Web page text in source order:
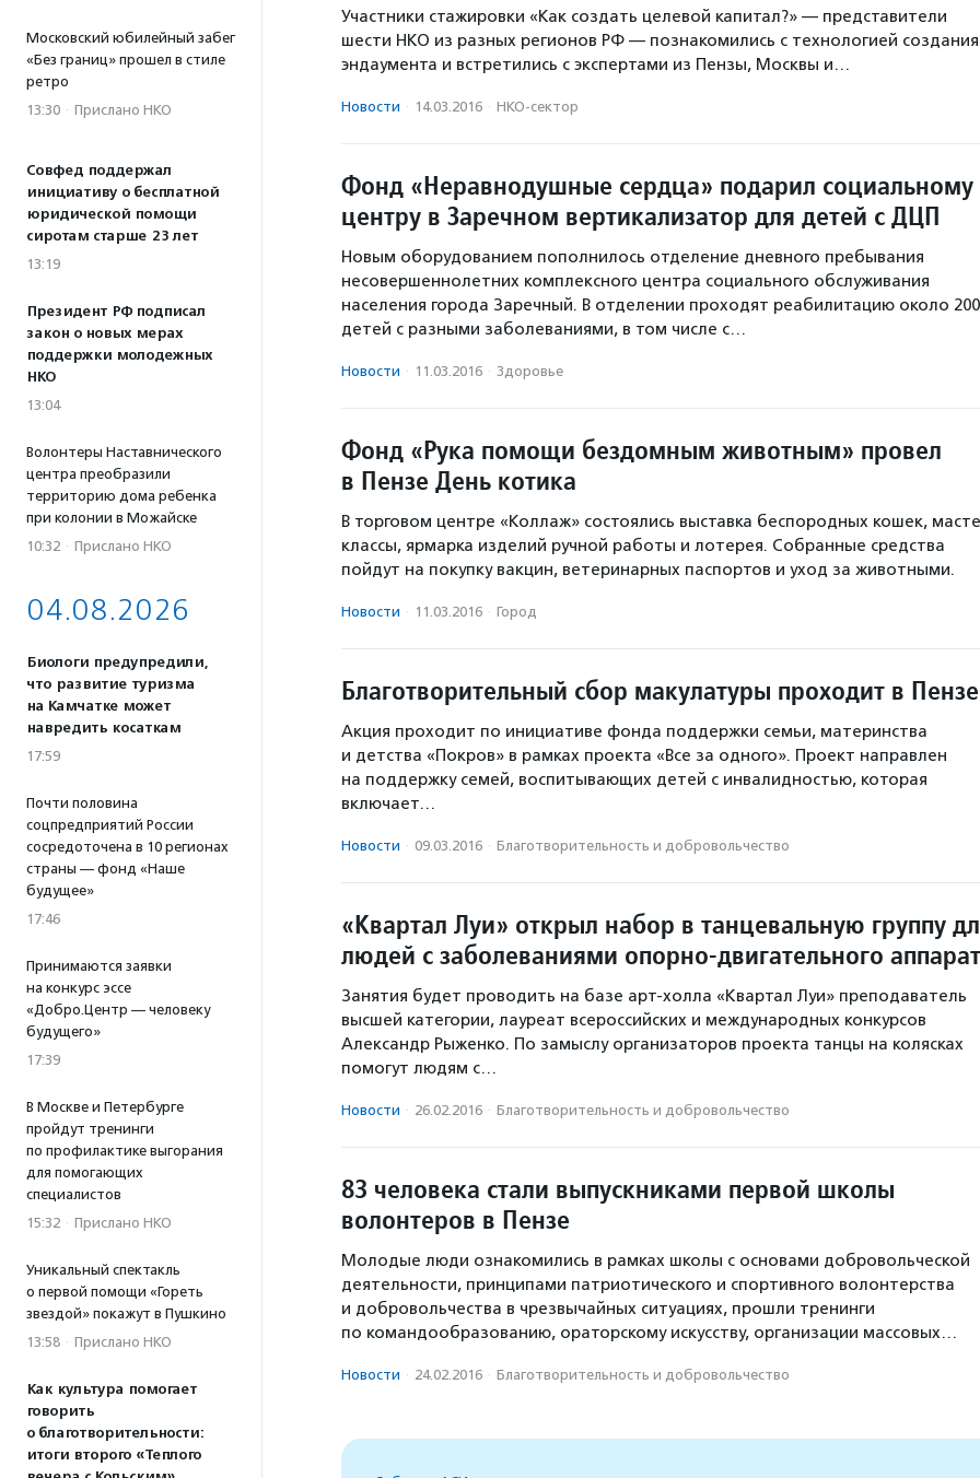
Московский юбилейный забег
«Без границ» прошел в стиле
ретро
13:30 · Прислано НКО
Совфед поддержал
инициативу о бесплатной
юридической помощи
сиротам старше 23 лет
13:19
Президент РФ подписал
закон о новых мерах
поддержки молодежных
НКО
13:04
Волонтеры Наставнического
центра преобразили
территорию дома ребенка
при колонии в Можайске
10:32 · Прислано НКО
04.08.2026
Биологи предупредили,
что развитие туризма
на Камчатке может
навредить косаткам
17:59
Почти половина
соцпредприятий России
сосредоточена в 10 регионах
страны — фонд «Наше
будущее»
17:46
Принимаются заявки
на конкурс эссе
«Добро.Центр — человеку
будущего»
17:39
В Москве и Петербурге
пройдут тренинги
по профилактике выгорания
для помогающих
специалистов
15:32 · Прислано НКО
Уникальный спектакль
о первой помощи «Гореть
звездой» покажут в Пушкино
13:58 · Прислано НКО
Как культура помогает
говорить
о благотворительности:
итоги второго «Теплого
Участники стажировки «Как создать целевой капитал?» — представители
шести НКО из разных регионов РФ — познакомились с технологией создания
эндаумента и встретились с экспертами из Пензы, Москвы и…
Новости · 14.03.2016 · НКО-сектор
Фонд «Неравнодушные сердца» подарил социальному
центру в Заречном вертикализатор для детей с ДЦП
Новым оборудованием пополнилось отделение дневного пребывания
несовершеннолетних комплексного центра социального обслуживания
населения города Заречный. В отделении проходят реабилитацию около 200
детей с разными заболеваниями, в том числе с…
Новости · 11.03.2016 · Здоровье
Фонд «Рука помощи бездомным животным» провел
в Пензе День котика
В торговом центре «Коллаж» состоялись выставка беспородных кошек,
классы, ярмарка изделий ручной работы и лотерея. Собранные средства
пойдут на покупку вакцин, ветеринарных паспортов и уход за животными.
Новости · 11.03.2016 · Город
Благотворительный сбор макулатуры проходит в Пензе
Акция проходит по инициативе фонда поддержки семьи, материнства
и детства «Покров» в рамках проекта «Все за одного». Проект направлен
на поддержку семей, воспитывающих детей с инвалидностью, которая
включает…
Новости · 09.03.2016 · Благотвори­тель­ность и доброволь­чест­во
«Квартал Луи» открыл набор в танцевальную группу
людей с заболеваниями опорно-двигательного
Занятия будет проводить на базе арт-холла «Квартал Луи» преподаватель
высшей категории, лауреат всероссийских и международных конкурсов
Александр Рыженко. По замыслу организаторов проекта танцы на колясках
помогут людям с…
Новости · 26.02.2016 · Благотвори­тель­ность и доброволь­чест­во
83 человека стали выпускниками первой школы
волонтеров в Пензе
Молодые люди ознакомились в рамках школы с основами добровольческой
деятельности, принципами патриотического и спортивного волонтерства
и добровольчества в чрезвычайных ситуациях, прошли тренинги
по командообразованию, ораторскому искусству, организации массовых…
Новости · 24.02.2016 · Благотвори­тель­ность и доброволь­чест­во